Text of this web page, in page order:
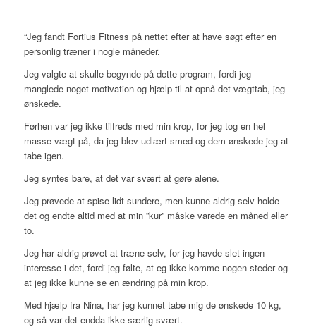
“Jeg fandt Fortius Fitness på nettet efter at have søgt efter en
personlig træner i nogle måneder.
Jeg valgte at skulle begynde på dette program, fordi jeg
manglede noget motivation og hjælp til at opnå det vægttab, jeg
ønskede.
Førhen var jeg ikke tilfreds med min krop, for jeg tog en hel
masse vægt på, da jeg blev udlært smed og dem ønskede jeg at
tabe igen.
Jeg syntes bare, at det var svært at gøre alene.
Jeg prøvede at spise lidt sundere, men kunne aldrig selv holde
det og endte altid med at min ”kur” måske varede en måned eller
to.
Jeg har aldrig prøvet at træne selv, for jeg havde slet ingen
interesse i det, fordi jeg følte, at eg ikke komme nogen steder og
at jeg ikke kunne se en ændring på min krop.
Med hjælp fra Nina, har jeg kunnet tabe mig de ønskede 10 kg,
og så var det endda ikke særlig svært.